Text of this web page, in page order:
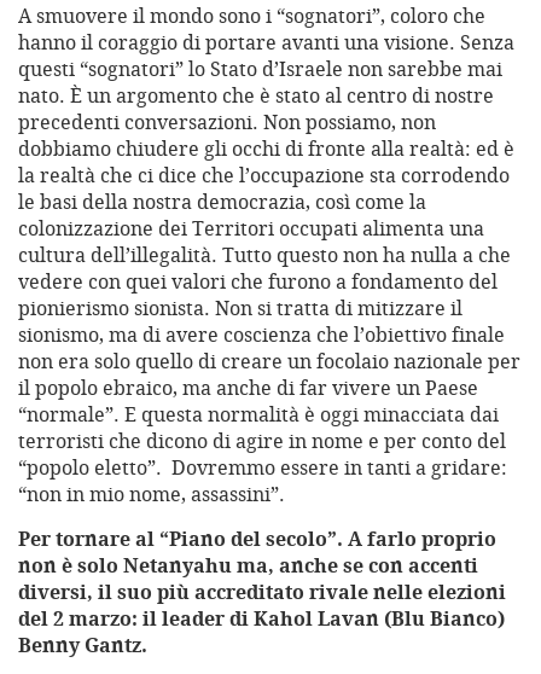
A smuovere il mondo sono i “sognatori”, coloro che
hanno il coraggio di portare avanti una visione. Senza
questi “sognatori” lo Stato d’Israele non sarebbe mai
nato. È un argomento che è stato al centro di nostre
precedenti conversazioni. Non possiamo, non
dobbiamo chiudere gli occhi di fronte alla realtà: ed è
la realtà che ci dice che l’occupazione sta corrodendo
le basi della nostra democrazia, così come la
colonizzazione dei Territori occupati alimenta una
cultura dell’illegalità. Tutto questo non ha nulla a che
vedere con quei valori che furono a fondamento del
pionierismo sionista. Non si tratta di mitizzare il
sionismo, ma di avere coscienza che l’obiettivo finale
non era solo quello di creare un focolaio nazionale per
il popolo ebraico, ma anche di far vivere un Paese
“normale”. E questa normalità è oggi minacciata dai
terroristi che dicono di agire in nome e per conto del
“popolo eletto”. Dovremmo essere in tanti a gridare:
“non in mio nome, assassini”.
Per tornare al “Piano del secolo”. A farlo proprio
non è solo Netanyahu ma, anche se con accenti
diversi, il suo più accreditato rivale nelle elezioni
del 2 marzo: il leader di Kahol Lavan (Blu Bianco)
Benny Gantz.